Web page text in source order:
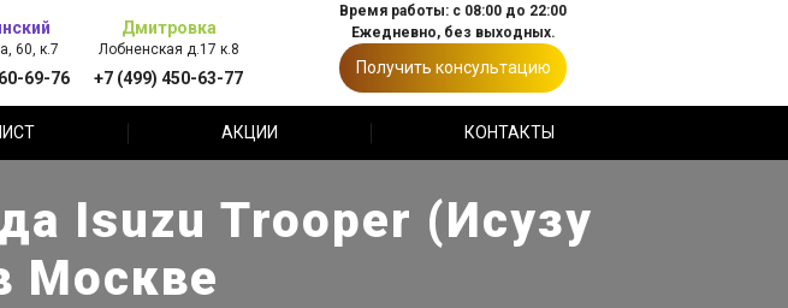
60, к.7
69-76
Дмитровка
Лобненская д.17 к.8
+7 (499) 450-63-77
Время работы: с 08:00 до 22:00
Ежедневно, без выходных.
Получить консультацию
АКЦИИ КОНТАКТЫ
Isuzu Trooper (Исузу
Москве